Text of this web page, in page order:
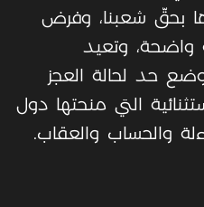
بحقّ شعبنا، وفرض
واضحة، وتعيد
حد لحالة العجز
التي منحتها دول
والحساب والعقاب.